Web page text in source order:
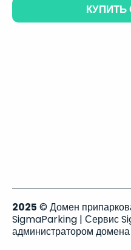
КУПИТЬ
2025 © Домен
SigmaParking | Сервис
администратором